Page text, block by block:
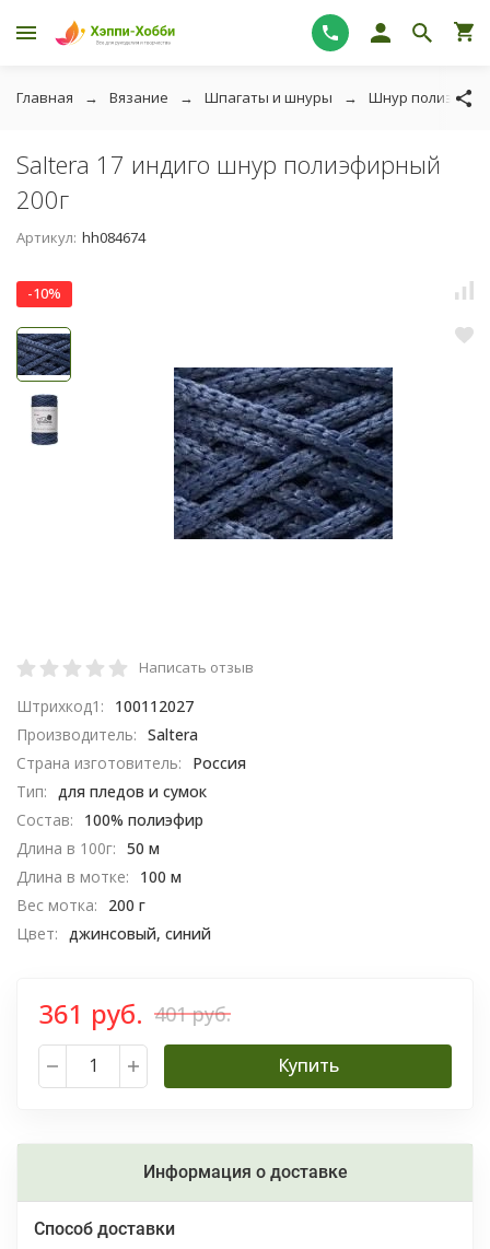
Главная Вязание Шпагаты и шнуры Шнур
Saltera 17 индиго шнур полиэфирный
200г
Артикул: hh084674
-10%
Написать отзыв
Штрихкод1:
100112027
Производитель: Saltera
Страна изготовитель:
Россия
Тип: для пледов и сумок
Состав:
100% полиэфир
Длина в 100г: 50 м
Длина в мотке:
100 м
Вес мотка:
200 г
Цвет: джинсовый, синий
361 руб. 401 руб.
Купить
Информация о доставке
Способ доставки